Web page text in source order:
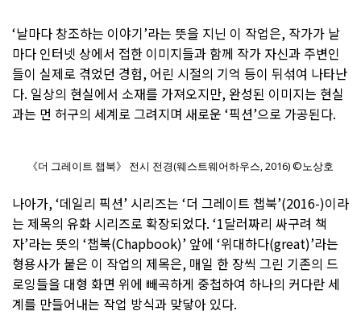
‘날마다 창조하는 이야기’라는 뜻을 지닌 이 작업은, 작가가 날
마다 인터넷 상에서 접한 이미지들과 함께 작가 자신과 주변인
들이 실제로 겪었던 경험, 어린 시절의 기억 등이 뒤섞여 나타난
다. 일상의 현실에서 소재를 가져오지만, 완성된 이미지는 현실
과는 먼 허구의 세계로 그려지며 새로운 ‘픽션’으로 가공된다.
《더 그레이트 챕북》 전시 전경(웨스트웨어하우스, 2016) ©노상호
나아가, ‘데일리 픽션’ 시리즈는 ‘더 그레이트 챕북’(2016-)이라
는 제목의 유화 시리즈로 확장되었다. ‘1달러짜리 싸구려 책
자’라는 뜻의 ‘챕북(Chapbook)’ 앞에 ‘위대하다(great)’라는
형용사가 붙은 이 작업의 제목은, 매일 한 장씩 그린 기존의 드
로잉들을 대형 화면 위에 빼곡하게 중첩하여 하나의 커다란 세
계를 만들어내는 작업 방식과 맞닿아 있다.